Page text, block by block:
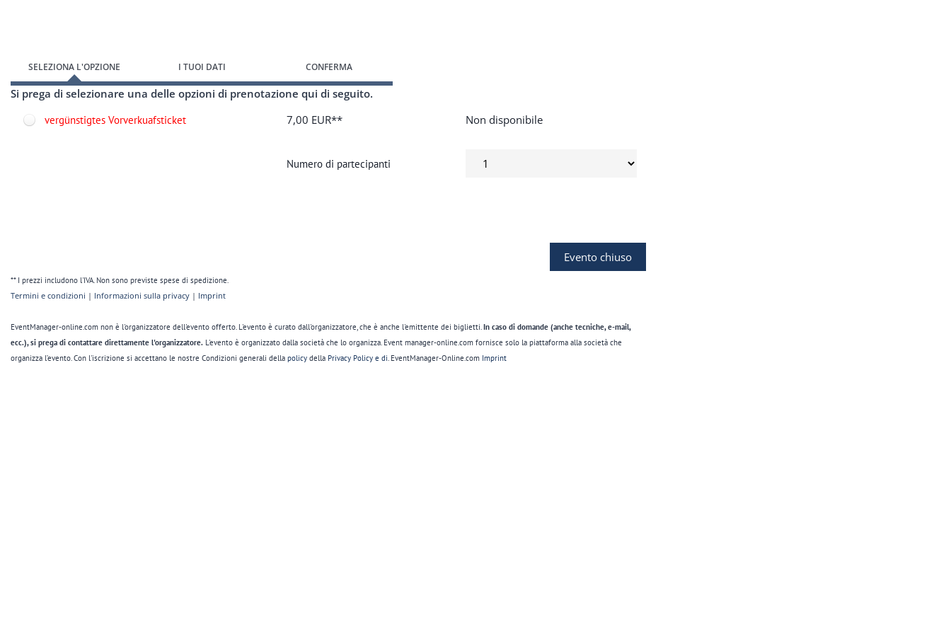
SELEZIONA L'OPZIONE I TUOI DATI CONFERMA
Si prega di selezionare una delle opzioni di prenotazione qui di seguito.
vergünstigtes Vorverkuafsticket 7,00 EUR** Non disponibile
Numero di partecipanti
Evento chiuso
** I prezzi includono l'IVA. Non sono previste spese di spedizione.
Termini e condizioni | Informazioni sulla privacy | Imprint
EventManager-online.com non è l'organizzatore dell'evento offerto. L'evento è curato dall'organizzatore, che è anche l'emittente dei biglietti.In caso di domande (anche tecniche, e-mail,
ecc.), si prega di contattare direttamente l'organizzatore. L'evento è organizzato dalla società che lo organizza. Event manager-online.com fornisce solo la piattaforma alla società che
organizza l’evento. Con l'iscrizione si accettano le nostre Condizioni generali della policy della Privacy Policy e di. EventManager-Online.com Imprint